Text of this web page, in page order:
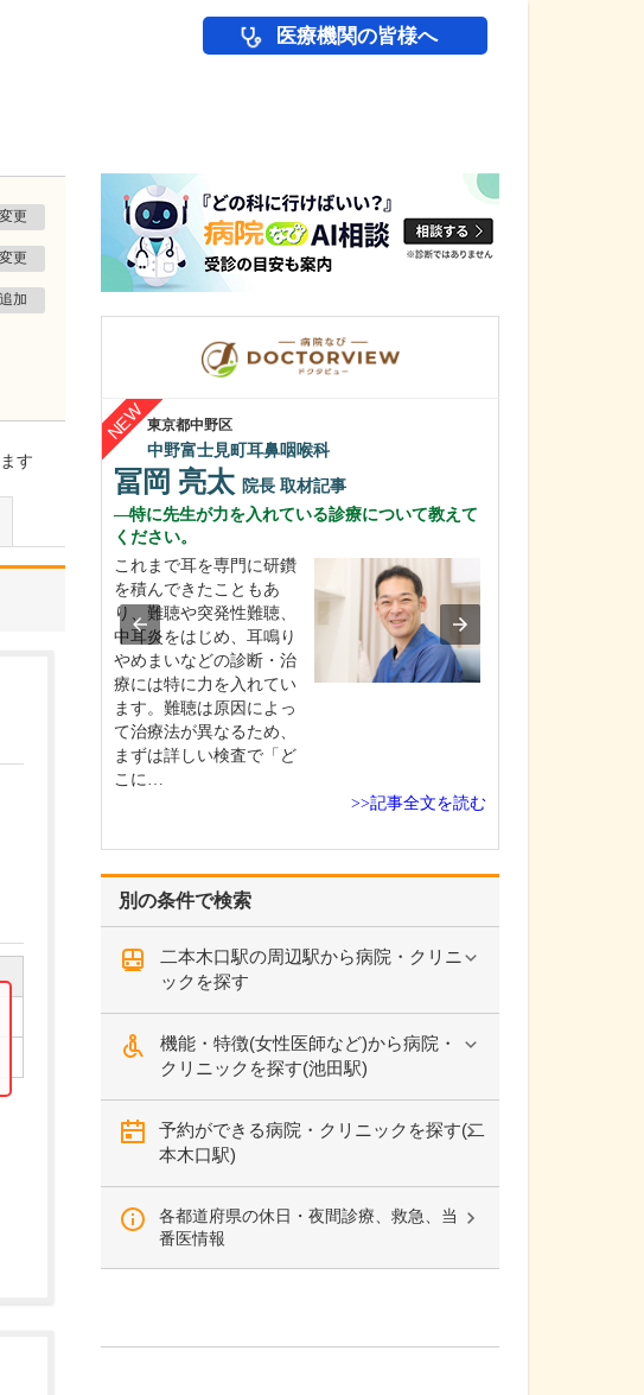
医療機関の皆様へ
変更
変更
追加
す
別の条件で検索
二本木口駅の周辺駅から病院・クリニ
ックを探す
機能・特徴(女性医師など)から病院・
クリニックを探す(池田駅)
予約ができる病院・クリニックを探す(二
本木口駅)
各都道府県の休日・夜間診療、救急、当
番医情報
業を決め
ょうか?
東京都中野区
中野富士見町耳鼻咽喉科
冨岡 亮太 院長 取材記事
特に先生が力を入れている診療について教えて
ください。
これまで耳を専門に研鑽
を積んできたこともあ
り、難聴や突発性難聴、
中耳炎をはじめ、耳鳴り
やめまいなどの診断・治
療には特に力を入れてい
ます。難聴は原因によっ
て治療法が異なるため、
まずは詳しい検査で「ど
こに…
>>記事全文を読む